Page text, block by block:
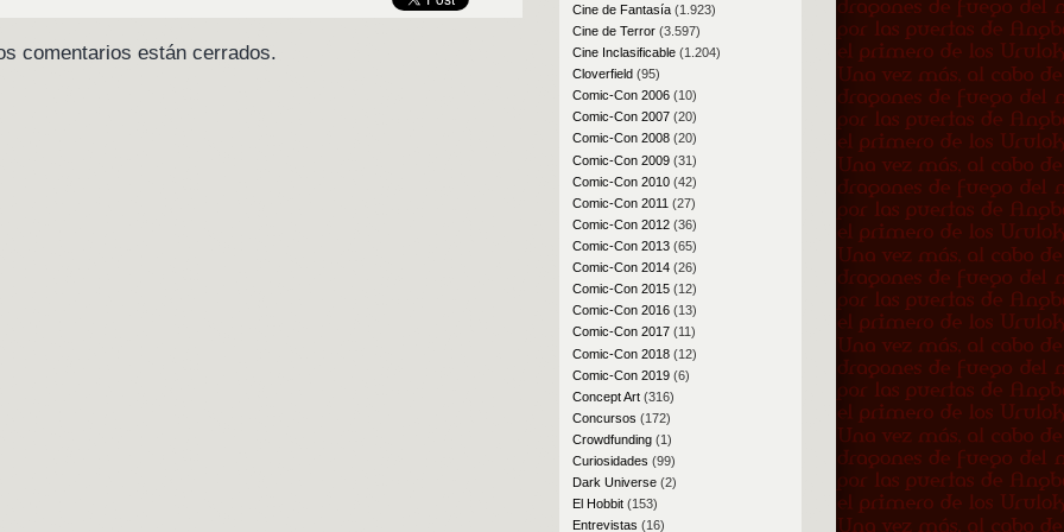
comentarios están cerrados.
Cine de Fantasía(1.923)
Cine de Terror(3.597)
Cine Inclasificable(1.204)
Cloverfield(95)
Comic-Con 2006(10)
Comic-Con 2007(20)
Comic-Con 2008(20)
Comic-Con 2009(31)
Comic-Con 2010(42)
Comic-Con 2011 (27)
Comic-Con 2012(36)
Comic-Con 2013(65)
Comic-Con 2014(26)
Comic-Con 2015(12)
Comic-Con 2016(13)
Comic-Con 2017(11)
Comic-Con 2018(12)
Comic-Con 2019(6)
Concept Art(316)
Concursos (172)
Crowdfunding(1)
Curiosidades (99)
Dark Universe(2)
El Hobbit(153)
Entrevistas (16)